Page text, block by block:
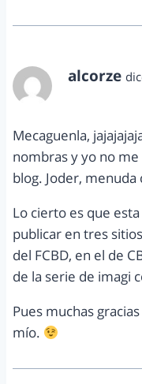
alcorze
Mecaguenla,
nombras y yo no
blog. Joder, menuda
Lo cierto es que
publicar en tres
del FCBD, en el de
de la serie de imagi
Pues muchas
mío.